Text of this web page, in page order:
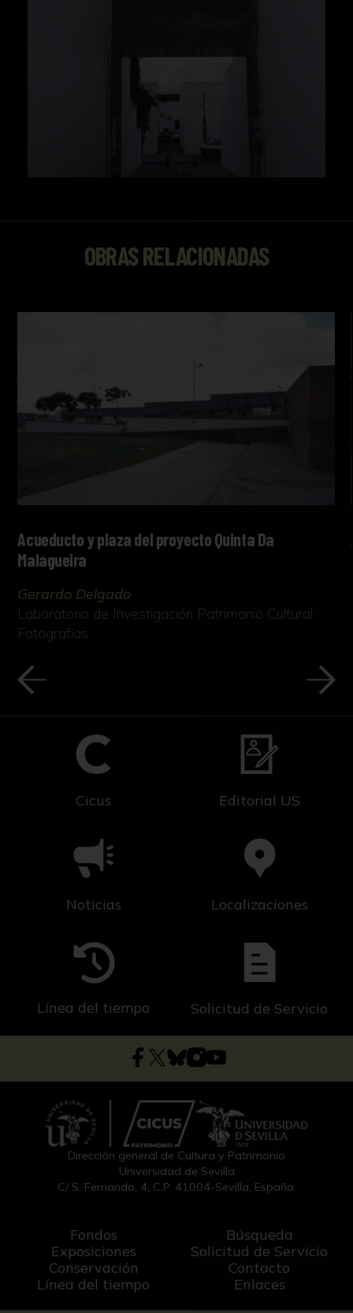
OBRAS RELACIONADAS
Acueducto y plaza del proyecto Quinta Da
Malagueira
Gerardo Delgado
Laboratorio de Investigación Patrimonio Cultural
Fotografías
Cicus Editorial US
Noticias Localizaciones
Línea del tiempo Solicitud de Servicio
Dirección general de Cultura y Patrimonio
Universidad de Sevilla
C/ S. Fernando, 4, C.P. 41004-Sevilla, España.
Fondos
Exposiciones
Conservación
Línea del tiempo
Búsqueda
Solicitud de Servicio
Contacto
Enlaces